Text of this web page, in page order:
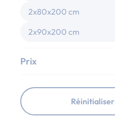
2x80x200 cm
2x90x200 cm
Prix
Réinitialiser